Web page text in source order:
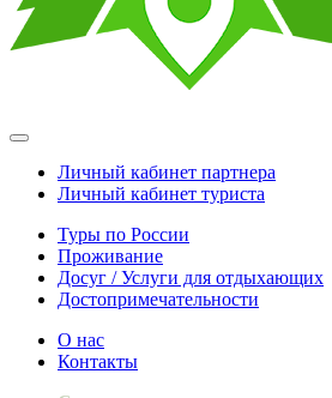
Личный кабинет партнера
Личный кабинет туриста
Туры по России
Проживание
Досуг / Услуги для отдыхающих
Достопримечательности
О нас
Контакты